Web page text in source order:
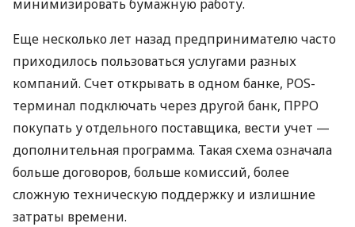
минимизировать бумажную работу.
Еще несколько лет назад предпринимателю часто
приходилось пользоваться услугами разных
компаний. Счет открывать в одном банке, POS-
терминал подключать через другой банк, ПРРО
покупать у отдельного поставщика, вести учет —
дополнительная программа. Такая схема означала
больше договоров, больше комиссий, более
сложную техническую поддержку и излишние
затраты времени.